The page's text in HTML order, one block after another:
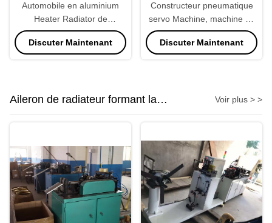
Automobile en aluminium
Heater Radiator de
constructeurs de noyau des
tubes 800kg de Multirow
Discuter Maintenant
Constructeur pneumatique
servo Machine, machine de
noyau de radiateur
d'Assemblée de noyau
Discuter Maintenant
Aileron de radiateur formant la
machine
Voir plus > >